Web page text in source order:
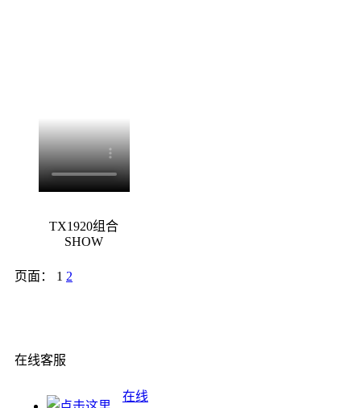
TX1920组合
SHOW
页面： 1 2
在线客服
在线